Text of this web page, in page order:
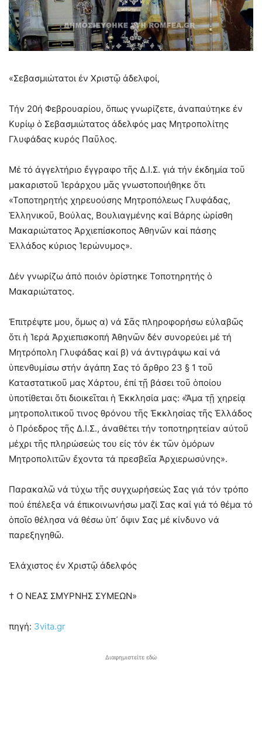
«Σεβασμιώτατοι ἐν Χριστῷ ἀδελφοί,
Τήν 20ή Φεβρουαρίου, ὅπως γνωρίζετε, ἀναπαύτηκε ἐν
Κυρίῳ ὁ Σεβασμιώτατος ἀδελφός μας Μητροπολίτης
Γλυφάδας κυρός Παῦλος.
Μέ τό ἀγγελτήριο ἔγγραφο τῆς Δ.Ι.Σ. γιά τήν ἐκδημία τοῦ
μακαριστοῦ Ἱεράρχου μᾶς γνωστοποιήθηκε ὅτι
«Τοποτηρητής χηρευούσης Μητροπόλεως Γλυφάδας,
Ἑλληνικοῦ, Βούλας, Βουλιαγμένης καί Βάρης ὡρίσθη
Μακαριώτατος Ἀρχιεπίσκοπος Ἀθηνῶν καί πάσης
Ἑλλάδος κύριος Ἱερώνυμος».
Δέν γνωρίζω ἀπό ποιόν ὁρίστηκε Τοποτηρητής ὁ
Μακαριώτατος.
Ἐπιτρέψτε μου, ὅμως α) νά Σᾶς πληροφορήσω εὐλαβῶς
ὅτι ἡ Ἱερά Ἀρχιεπισκοπή Ἀθηνῶν δέν συνορεύει μέ τή
Μητρόπολη Γλυφάδας καί β) νά ἀντιγράψω καί νά
ὑπενθυμίσω στήν ἀγάπη Σας τό ἄρθρο 23 § 1 τοῦ
Καταστατικοῦ μας Χάρτου, ἐπί τῇ βάσει τοῦ ὁποίου
ὑποτίθεται ὅτι διοικεῖται ἡ Ἐκκλησία μας: «Ἅμα τῇ χηρείᾳ
μητροπολιτικοῦ τινος θρόνου τῆς Ἐκκλησίας τῆς Ἑλλάδος
ὁ Πρόεδρος τῆς Δ.Ι.Σ., ἀναθέτει τήν τοποτηρητείαν αὐτοῦ
μέχρι τῆς πληρώσεώς του εἰς τόν ἐκ τῶν ὁμόρων
Μητροπολιτῶν ἔχοντα τά πρεσβεῖα Ἀρχιερωσύνης».
Παρακαλῶ νά τύχω τῆς συγχωρήσεώς Σας γιά τόν τρόπο
πού ἐπέλεξα νά ἐπικοινωνήσω μαζί Σας καί γιά τό θέμα τό
ὁποῖο θέλησα νά θέσω ὑπ᾽ ὄψιν Σας μέ κίνδυνο νά
παρεξηγηθῶ.
Ἐλάχιστος ἐν Χριστῷ ἀδελφός
† Ο ΝΕΑΣ ΣΜΥΡΝΗΣ ΣΥΜΕΩΝ»
πηγή: 3vita.gr
Διαφημιστείτε εδώ